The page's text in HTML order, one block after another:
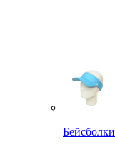
Бейсболки